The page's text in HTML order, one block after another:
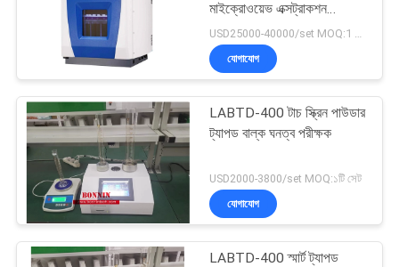
মাইক্রোওয়েভ এক্সট্রাকশন
ডিজেস্টর সিস্টেম
USD25000-40000/set MOQ:1 সেট
যোগাযোগ
LABTD-400 টাচ স্ক্রিন পাউডার
ট্যাপড বাল্ক ঘনত্ব পরীক্ষক
USD2000-3800/set MOQ:১টি সেট
যোগাযোগ
LABTD-400 স্মার্ট ট্যাপড